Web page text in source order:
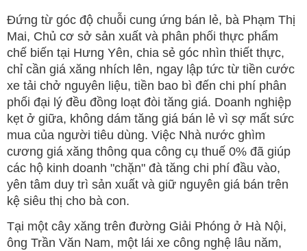
Đứng từ góc độ chuỗi cung ứng bán lẻ, bà Phạm Thị
Mai, Chủ cơ sở sản xuất và phân phối thực phẩm
chế biến tại Hưng Yên, chia sẻ góc nhìn thiết thực,
chỉ cần giá xăng nhích lên, ngay lập tức từ tiền cước
xe tải chở nguyên liệu, tiền bao bì đến chi phí phân
phối đại lý đều đồng loạt đòi tăng giá. Doanh nghiệp
kẹt ở giữa, không dám tăng giá bán lẻ vì sợ mất sức
mua của người tiêu dùng. Việc Nhà nước ghìm
cương giá xăng thông qua công cụ thuế 0% đã giúp
các hộ kinh doanh "chặn" đà tăng chi phí đầu vào,
yên tâm duy trì sản xuất và giữ nguyên giá bán trên
kệ siêu thị cho bà con.
Tại một cây xăng trên đường Giải Phóng ở Hà Nội,
ông Trần Văn Nam, một lái xe công nghệ lâu năm,